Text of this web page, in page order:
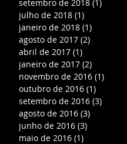
setembro de 2018 (1)
julho de 2018 (1)
janeiro de 2018 (1)
agosto de 2017 (2)
abril de 2017 (1)
janeiro de 2017 (2)
novembro de 2016 (1)
outubro de 2016 (1)
setembro de 2016 (3)
agosto de 2016 (3)
junho de 2016 (3)
maio de 2016 (1)